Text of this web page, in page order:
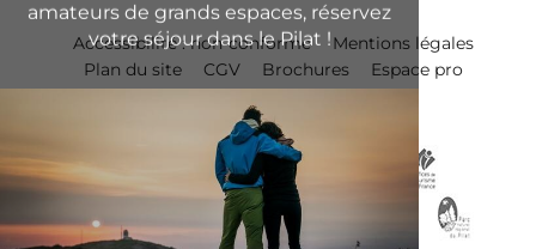
amateurs de grands espaces, réservez
votre séjour dans le Pilat !
Accessibilité : non-conforme
Mentions légales
Plan du site
CGV Brochures
Espace pro